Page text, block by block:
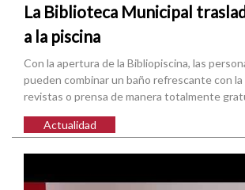
La Biblioteca Municipal
a la piscina
Con la apertura de la Bibliopiscina, las
pueden combinar un baño refrescante con
revistas o prensa de manera totalmente
Actualidad